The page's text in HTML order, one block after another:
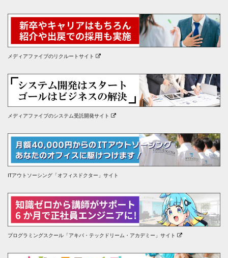
メディアファイブのリクルートサイト
メディアファイブのシステム受託開発サイト
ITアウトソーシング「オフィスドクター」サイト
プログラミングスクール「アキバ・テックドリーム・アカデミー」サイト